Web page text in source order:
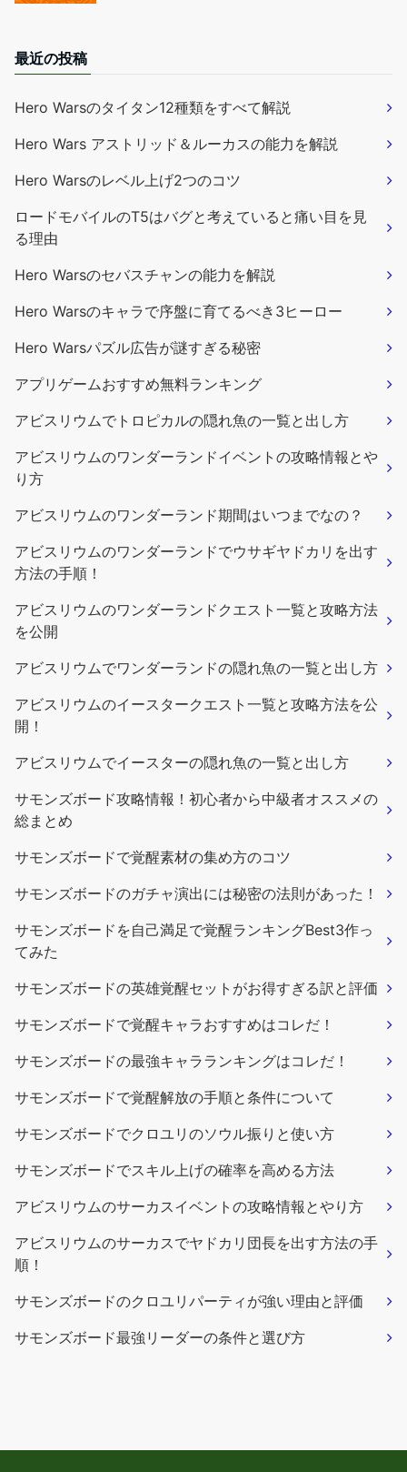
最近の投稿
Hero Warsのタイタン12種類をすべて解説
Hero Wars アストリッド＆ルーカスの能力を解説
Hero Warsのレベル上げ2つのコツ
ロードモバイルのT5はバグと考えていると痛い目を見
る理由
Hero Warsのセバスチャンの能力を解説
Hero Warsのキャラで序盤に育てるべき3ヒーロー
Hero Warsパズル広告が謎すぎる秘密
アプリゲームおすすめ無料ランキング
アビスリウムでトロピカルの隠れ魚の一覧と出し方
アビスリウムのワンダーランドイベントの攻略情報とや
り方
アビスリウムのワンダーランド期間はいつまでなの？
アビスリウムのワンダーランドでウサギヤドカリを出す
方法の手順！
アビスリウムのワンダーランドクエスト一覧と攻略方法
を公開
アビスリウムでワンダーランドの隠れ魚の一覧と出し方
アビスリウムのイースタークエスト一覧と攻略方法を公
開！
アビスリウムでイースターの隠れ魚の一覧と出し方
サモンズボード攻略情報！初心者から中級者オススメの
総まとめ
サモンズボードで覚醒素材の集め方のコツ
サモンズボードのガチャ演出には秘密の法則があった！
サモンズボードを自己満足で覚醒ランキングBest3作っ
てみた
サモンズボードの英雄覚醒セットがお得すぎる訳と評価
サモンズボードで覚醒キャラおすすめはコレだ！
サモンズボードの最強キャラランキングはコレだ！
サモンズボードで覚醒解放の手順と条件について
サモンズボードでクロユリのソウル振りと使い方
サモンズボードでスキル上げの確率を高める方法
アビスリウムのサーカスイベントの攻略情報とやり方
アビスリウムのサーカスでヤドカリ団長を出す方法の手
順！
サモンズボードのクロユリパーティが強い理由と評価
サモンズボード最強リーダーの条件と選び方